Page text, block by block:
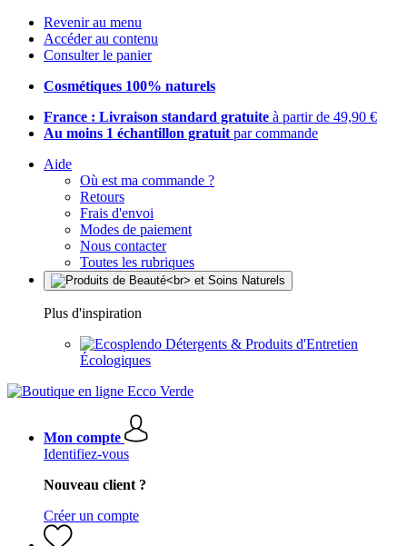
Revenir au menu
Accéder au contenu
Consulter le panier
Cosmétiques 100% naturels
France : Livraison standard gratuite à partir de 49,90 €
Au moins 1 échantillon gratuit par commande
Aide
Où est ma commande ?
Retours
Frais d'envoi
Modes de paiement
Nous contacter
Toutes les rubriques
Plus d'inspiration
Détergents & Produits d'Entretien
Écologiques
Mon compte
Identifiez-vous
Nouveau client ?
Créer un compte